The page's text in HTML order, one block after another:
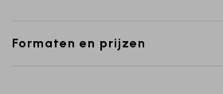
Formaten en prijzen